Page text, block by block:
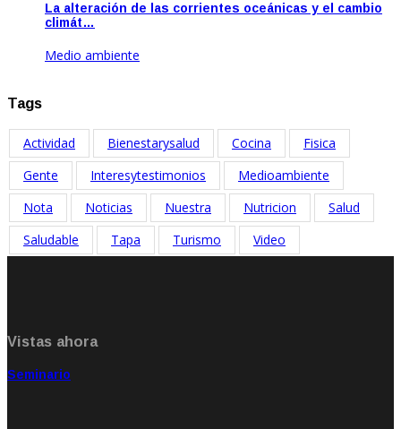
La alteración de las corrientes oceánicas y el cambio
climát…
Medio ambiente
Tags
Actividad Bienestarysalud Cocina
Fisica
Gente
Interesytestimonios
Medioambiente
Nota
Noticias Nuestra Nutricion
Salud
Saludable
Tapa Turismo Video
Vistas ahora
Seminario